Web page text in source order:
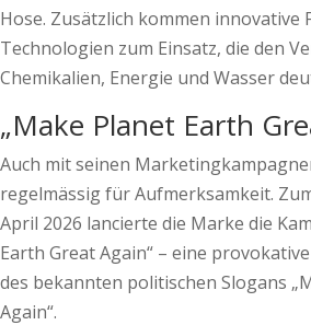
Hose. Zusätzlich kommen innovative
Technologien zum Einsatz, die den
Chemikalien, Energie und Wasser
„Make Planet Earth
Auch mit seinen
regelmässig für Aufmerksamkeit.
April 2026 lancierte die Marke die
Earth Great Again“ – eine
des bekannten politischen Slogans
Again“.